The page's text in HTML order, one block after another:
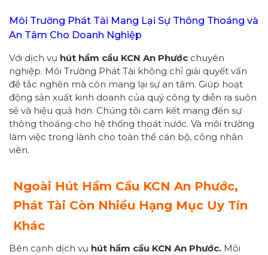
Môi Trường Phát Tài Mang Lại Sự Thông Thoáng và
An Tâm Cho Doanh Nghiệp
Với dịch vụ hút hầm cầu KCN An Phước chuyên
nghiệp. Môi Trường Phát Tài không chỉ giải quyết vấn
đề tắc nghẽn mà còn mang lại sự an tâm. Giúp hoạt
động sản xuất kinh doanh của quý công ty diễn ra suôn
sẻ và hiệu quả hơn. Chúng tôi cam kết mang đến sự
thông thoáng cho hệ thống thoát nước. Và môi trường
làm việc trong lành cho toàn thể cán bộ, công nhân
viên.
Ngoài Hút Hầm Cầu KCN An Phước,
Phát Tài Còn Nhiều Hạng Mục Uy Tín
Khác
Bên cạnh dịch vụ hút hầm cầu KCN An Phước. Môi